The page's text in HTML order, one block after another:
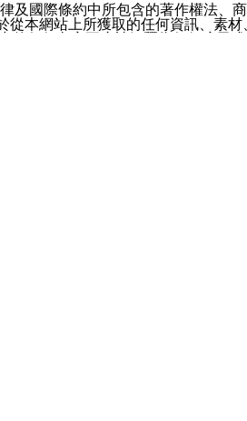
國際條約中所包含的著作權法、
本網站上所獲取的任何資訊、素